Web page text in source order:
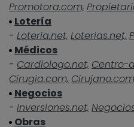
Promotora.com,
Lotería
- Loteria.net, Loterias.net,
Médicos
- Cardiologo.net, Centro-
Cirugia.com,
Negocios
- Inversiones.net,
Obras